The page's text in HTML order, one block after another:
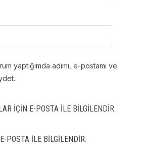
yaptığımda adımı, e-postamı ve
IÇIN E-POSTA ILE BILGILENDIR.
POSTA ILE BILGILENDIR.